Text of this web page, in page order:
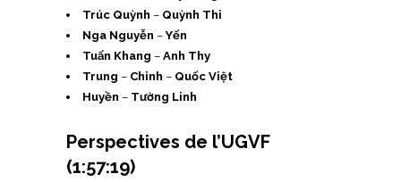
Trúc Quỳnh – Quỳnh Thi
Nga Nguyễn –Yến
Tuấn Khang – Anh Thy
Trung – Chinh – Quốc Việt
Huyền – Tường Linh
Perspectives de l’UGVF
(1:57:19)